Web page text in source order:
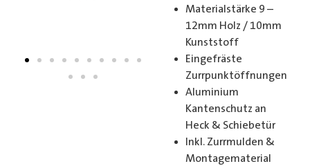
Materialstärke 9 –
12mm Holz / 10mm
Kunststoff
Eingefräste
Zurrpunktöffnungen
Aluminium
Kantenschutz an
Heck & Schiebetür
Inkl. Zurrmulden &
Montagematerial